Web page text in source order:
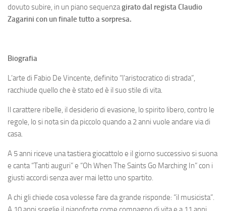
dovuto subire, in un piano sequenzagirato dal regista Claudio
Zagarini con un finale tutto a sorpresa.
Biografia
L’arte di Fabio De Vincente, definito “l’aristocratico di strada”,
racchiude quello che è stato ed è il suo stile di vita.
Il carattere ribelle, il desiderio di evasione, lo spirito libero, contro le
regole, lo si nota sin da piccolo quando a 2 anni vuole andare via di
casa.
A 5 anni riceve una tastiera giocattolo e il giorno successivo si suona
e canta “Tanti auguri” e “Oh When The Saints Go Marching In” con i
giusti accordi senza aver mai letto uno spartito.
A chi gli chiede cosa volesse fare da grande risponde: “il musicista”.